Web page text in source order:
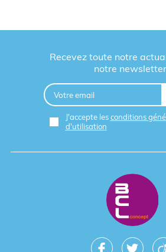
Recevez toute notre
notre
J'accepte lesconditions
d'utilisation